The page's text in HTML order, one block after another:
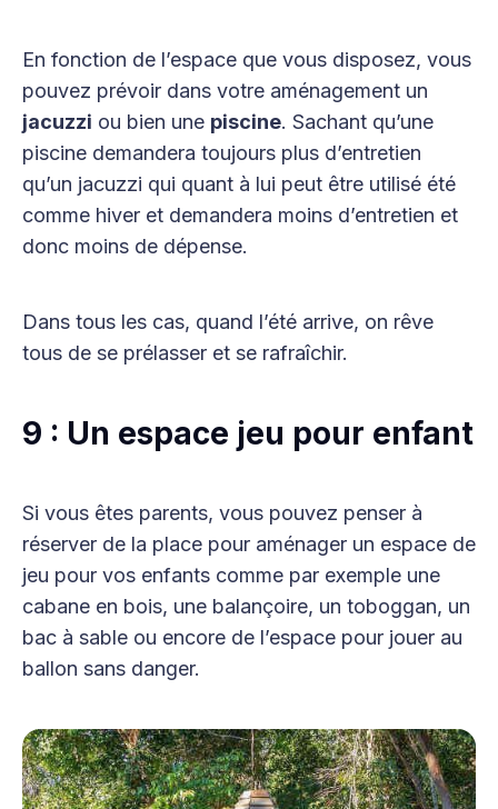
En fonction de l’espace que vous disposez, vous
pouvez prévoir dans votre aménagement un
jacuzzi ou bien une piscine. Sachant qu’une
piscine demandera toujours plus d’entretien
qu’un jacuzzi qui quant à lui peut être utilisé été
comme hiver et demandera moins d’entretien et
donc moins de dépense.
Dans tous les cas, quand l’été arrive, on rêve
tous de se prélasser et se rafraîchir.
9 : Un espace jeu pour enfant
Si vous êtes parents, vous pouvez penser à
réserver de la place pour aménager un espace de
jeu pour vos enfants comme par exemple une
cabane en bois, une balançoire, un toboggan, un
bac à sable ou encore de l’espace pour jouer au
ballon sans danger.